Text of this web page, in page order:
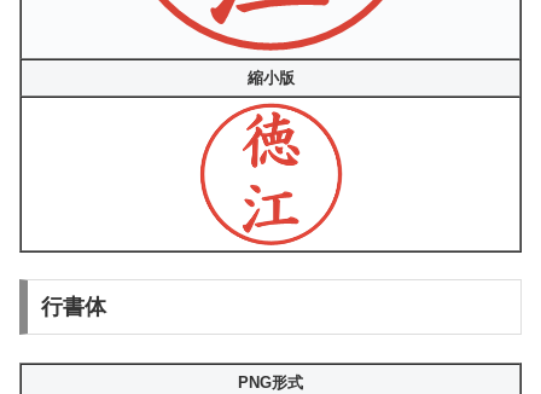
縮小版
行書体
PNG形式